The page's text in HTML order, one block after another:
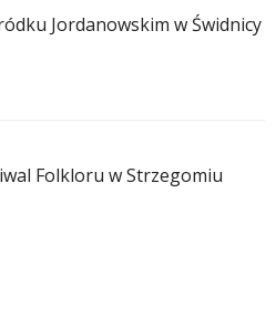
Jordanowskim w Świdnicy
Folkloru w Strzegomiu